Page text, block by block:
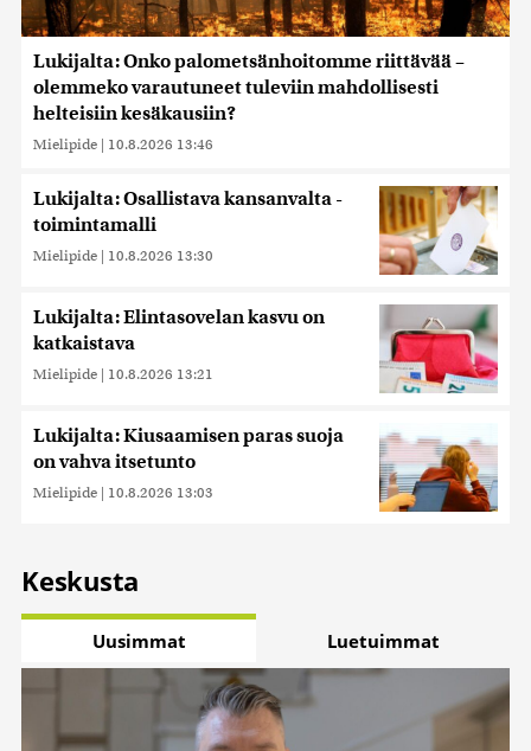
Lukijalta: Onko palometsänhoitomme riittävää –
olemmeko varautuneet tuleviin mahdollisesti
helteisiin kesäkausiin?
Mielipide | 10.8.2026 13:46
Lukijalta: Osallistava kansanvalta -
toimintamalli
Mielipide | 10.8.2026 13:30
Lukijalta: Elintasovelan kasvu on
katkaistava
Mielipide | 10.8.2026 13:21
Lukijalta: Kiusaamisen paras suoja
on vahva itsetunto
Mielipide | 10.8.2026 13:03
Keskusta
Uusimmat Luetuimmat